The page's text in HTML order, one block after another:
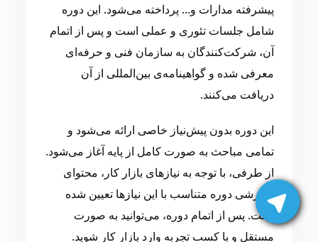
پیشرفته مدارات و... پرداخته می‌شود. این دوره
شامل جلسات تئوری و عملی است و پس از اتمام
آن، شرکت‌کنندگان به سازمان فنی و حرفه‌ای
معرفی شده و گواهینامه‌ی بین‌المللی از آن
دریافت می‌کنند.
این دوره بدون پیش‌نیاز خاصی ارائه می‌شود و
تمامی مباحث به صورت کامل از پایه آغاز می‌شود.
از طرفی، با توجه به نیازهای بازار کار، محتوای
آموزشی دوره متناسب با این نیازها تعیین شده
است. پس از اتمام دوره، می‌توانید به صورت
مستقل و با کسب تجربه وارد بازار کار شوید.